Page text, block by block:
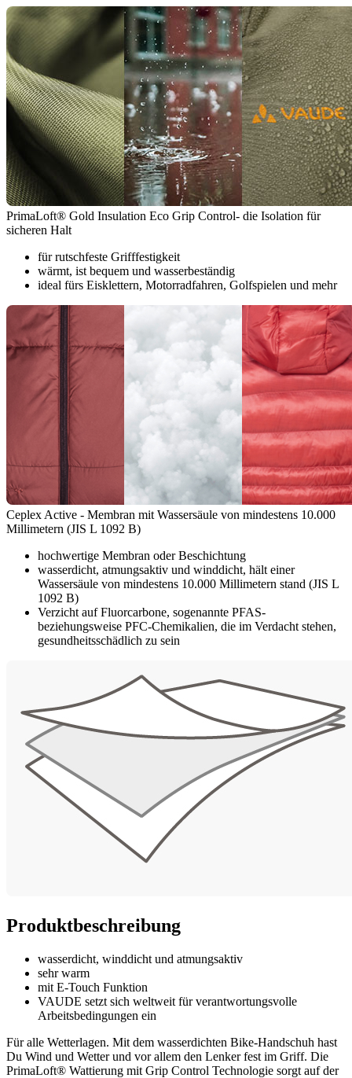
PrimaLoft® Gold Insulation Eco Grip Control- die Isolation für
sicheren Halt
für rutschfeste Grifffestigkeit
wärmt, ist bequem und wasserbeständig
ideal fürs Eisklettern, Motorradfahren, Golfspielen und mehr
Ceplex Active - Membran mit Wassersäule von mindestens 10.000
Millimetern (JIS L 1092 B)
hochwertige Membran oder Beschichtung
wasserdicht, atmungsaktiv und winddicht, hält einer
Wassersäule von mindestens 10.000 Millimetern stand (JIS L
1092 B)
Verzicht auf Fluorcarbone, sogenannte PFAS-
beziehungsweise PFC-Chemikalien, die im Verdacht stehen,
gesundheitsschädlich zu sein
Produktbeschreibung
wasserdicht, winddicht und atmungsaktiv
sehr warm
mit E-Touch Funktion
VAUDE setzt sich weltweit für verantwortungsvolle
Arbeitsbedingungen ein
Für alle Wetterlagen. Mit dem wasserdichten Bike-Handschuh hast
Du Wind und Wetter und vor allem den Lenker fest im Griff. Die
PrimaLoft® Wattierung mit Grip Control Technologie sorgt auf der